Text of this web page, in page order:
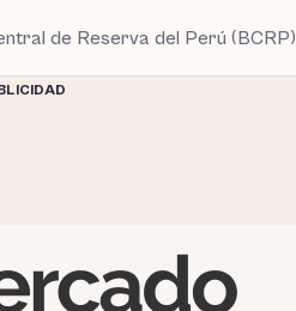
de Reserva del Perú (BCRP)